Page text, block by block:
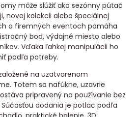
môže slúžiť ako sezónny pútač
novej kolekcii alebo špeciálnej
a firemných eventoch pomáha
bod, výdajné miesto alebo
Vďaka ľahkej manipulácii ho
podľa potreby.
na uzatvorenom
Totem sa nafúkne, uzavrie
pripravený na používanie bez
dodania je potlač podľa